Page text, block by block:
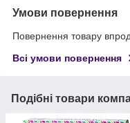
Умови повернення
Повернення товару
Всі умови повернення
Подібні товари